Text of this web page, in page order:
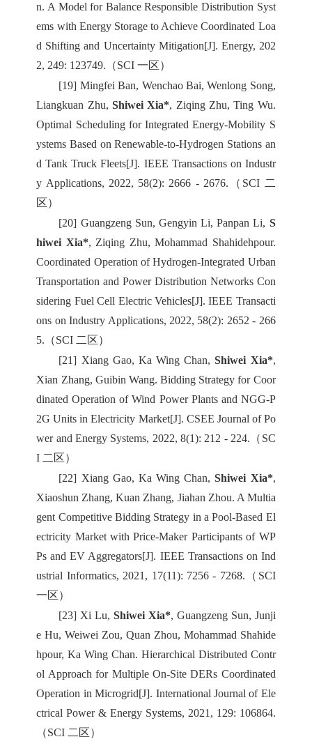
n. A Model for Balance Responsible Distribution Syst
ems with Energy Storage to Achieve Coordinated Loa
d Shifting and Uncertainty Mitigation[J]. Energy, 202
2, 249: 123749.（SCI 一区）
[19] Mingfei Ban, Wenchao Bai, Wenlong Song,
Liangkuan Zhu,Shiwei Xia*, Ziqing Zhu, Ting Wu.
Optimal Scheduling for Integrated Energy-Mobility S
ystems Based on Renewable-to-Hydrogen Stations an
d Tank Truck Fleets[J]. IEEE Transactions on Industr
y Applications, 2022, 58(2): 2666 - 2676.（SCI 二
区）
[20] Guangzeng Sun, Gengyin Li, Panpan Li, S
hiwei Xia*, Ziqing Zhu, Mohammad Shahidehpour.
Coordinated Operation of Hydrogen-Integrated Urban
Transportation and Power Distribution Networks Con
sidering Fuel Cell Electric Vehicles[J]. IEEE Transacti
ons on Industry Applications, 2022, 58(2): 2652 - 266
5.（SCI 二区）
[21] Xiang Gao, Ka Wing Chan,Shiwei Xia*,
Xian Zhang, Guibin Wang. Bidding Strategy for Coor
dinated Operation of Wind Power Plants and NGG-P
2G Units in Electricity Market[J]. CSEE Journal of Po
wer and Energy Systems, 2022, 8(1): 212 - 224.（SC
I 二区）
[22] Xiang Gao, Ka Wing Chan,Shiwei Xia*,
Xiaoshun Zhang, Kuan Zhang, Jiahan Zhou. A Multia
gent Competitive Bidding Strategy in a Pool-Based El
ectricity Market with Price-Maker Participants of WP
Ps and EV Aggregators[J]. IEEE Transactions on Ind
ustrial Informatics, 2021, 17(11): 7256 - 7268.（SCI
一区）
[23] Xi Lu,Shiwei Xia*, Guangzeng Sun, Junji
e Hu, Weiwei Zou, Quan Zhou, Mohammad Shahide
hpour, Ka Wing Chan. Hierarchical Distributed Contr
ol Approach for Multiple On-Site DERs Coordinated
Operation in Microgrid[J]. International Journal of Ele
ctrical Power & Energy Systems, 2021, 129: 106864.
（SCI 二区）